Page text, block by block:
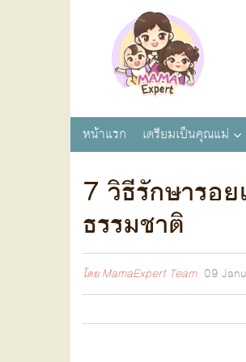
หน้าแรก เตรียมเป็นคุณแม่
7 วิธีรักษารอ
ธรรมชาติ
โดยMamaExpert Team 09